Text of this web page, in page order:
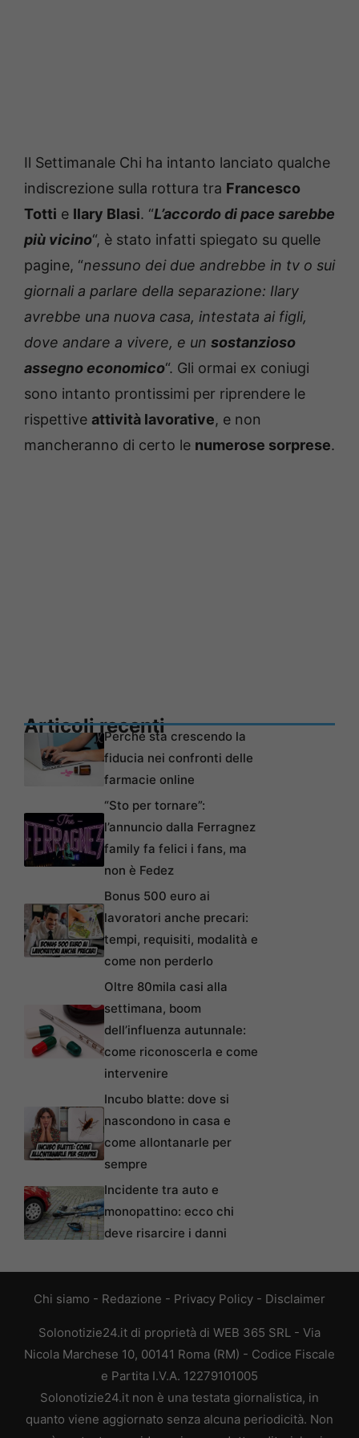
Il Settimanale Chi ha intanto lanciato qualche
indiscrezione sulla rottura tra Francesco
Totti e Ilary Blasi. “L’accordo di pace sarebbe
più vicino“, è stato infatti spiegato su quelle
pagine, “nessuno dei due andrebbe in tv o sui
giornali a parlare della separazione: Ilary
avrebbe una nuova casa, intestata ai figli,
dove andare a vivere, e un sostanzioso
assegno economico“. Gli ormai ex coniugi
sono intanto prontissimi per riprendere le
rispettive attività lavorative, e non
mancheranno di certo le numerose sorprese.
Articoli recentiPerché sta crescendo la
fiducia nei confronti delle
farmacie online
“Sto per tornare”:
l’annuncio dalla Ferragnez
family fa felici i fans, ma
non è Fedez
Bonus 500 euro ai
lavoratori anche precari:
tempi, requisiti, modalità e
come non perderlo
Oltre 80mila casi alla
settimana, boom
dell’influenza autunnale:
come riconoscerla e come
intervenire
Incubo blatte: dove si
nascondono in casa e
come allontanarle per
sempre
Incidente tra auto e
monopattino: ecco chi
deve risarcire i danni
Chi siamo - Redazione - Privacy Policy - Disclaimer
Solonotizie24.it di proprietà di WEB 365 SRL - Via
Nicola Marchese 10, 00141 Roma (RM) - Codice Fiscale
e Partita I.V.A. 12279101005
Solonotizie24.it non è una testata giornalistica, in
quanto viene aggiornato senza alcuna periodicità. Non